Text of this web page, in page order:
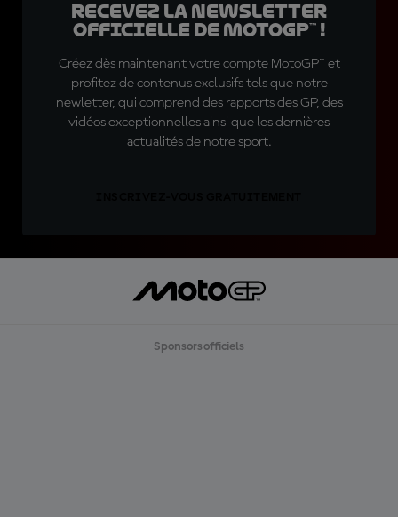
Recevez la Newsletter
officielle de MotoGP™ !
Créez dès maintenant votre compte MotoGP™ et
profitez de contenus exclusifs tels que notre
newletter, qui comprend des rapports des GP, des
vidéos exceptionnelles ainsi que les dernières
actualités de notre sport.
Sponsors officiels